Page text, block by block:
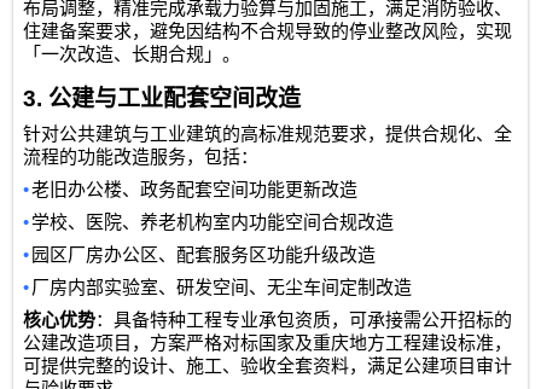
布局调整，精准完成承载力验算与加固施工，满足消防验收、
住建备案要求，避免因结构不合规导致的停业整改风险，实现
「一次改造、长期合规」。
3. 公建与工业配套空间改造
针对公共建筑与工业建筑的高标准规范要求，提供合规化、全
流程的功能改造服务，包括：
•老旧办公楼、政务配套空间功能更新改造
•学校、医院、养老机构室内功能空间合规改造
• 园区厂房办公区、配套服务区功能升级改造
•厂房内部实验室、研发空间、无尘车间定制改造
核心优势：具备特种工程专业承包资质，可承接需公开招标的
公建改造项目，方案严格对标国家及重庆地方工程建设标准，
可提供完整的设计、施工、验收全套资料，满足公建项目审计